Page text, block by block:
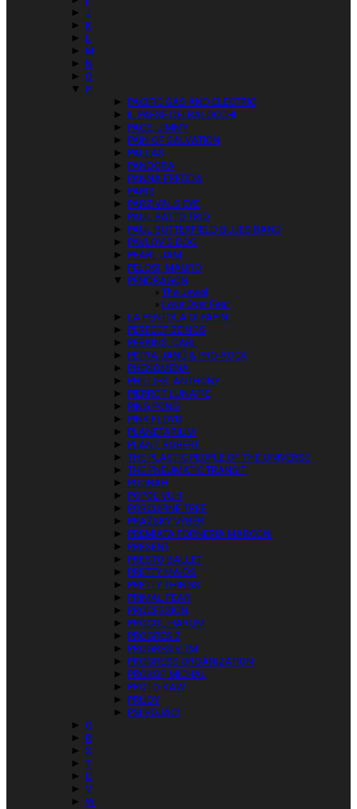
► J
► K
► L
► M
► N
► O
▼ P
► PACIFIC GAS AND ELECTRIC
► IL PAESE DEI BALOCCHI
► PAGE, JIMMY
► PAIN OF SALVATION
► PALLAS
► PANDORA
► PANNA FREDDA
► PARIS
► PARZIVALS EYE
► PAUL BATTO TRIO
► PAUL BUTTERFIELD BLUES BAND
► PAVLOV’S DOG
► PEARL JAM
► PELOSI, MAURO
▼ PENDRAGON
The Jewel
Love Over Fear
► LA PENTOLA DI PAPIN
► PERFECT BEINGS
► PERKINS, CARL
► PETRA JANŮ & PRO-ROCK
► PHENOMENA
► PHILLIPS, ANTHONY
► PIERROT LUNAIRE
► PING PONG
► PINK FLOYD
► PLANETARIUM
► PLANT, ROBERT
► THE PLASTIC PEOPLE OF THE UNIVERSE
► THE PNEUMATIC TRANSIT
► POOBAH
► POPOL VUH
► PORCUPINE TREE
► PRAŽSKÝ VÝBĚR
► PREMIATA FORNERIA MARCONI
► PRESENT
► PRESTO BALLET
► PRETTY MAIDS
► PRETTY THINGS
► PRIMAL FEAR
► PROCESSION
► PROCOL HARUM
► PROGRES 2
► PROGRESIV TM
► PROGRESS ORGANIZATION
► PROKOP, MICHAL
► PROTO-KAW
► PRÚDY
► PSÍ VOJÁCI
► Q
► R
► S
► T
► U
► V
► W